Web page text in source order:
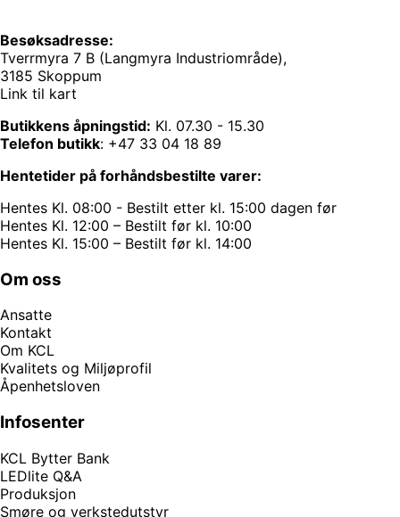
Besøksadresse:
Tverrmyra 7 B (Langmyra Industriområde),
3185 Skoppum
Link til kart
Butikkens åpningstid: Kl. 07.30 - 15.30
Telefon butikk: +47 33 04 18 89
Hentetider på forhåndsbestilte varer:
Hentes Kl. 08:00 - Bestilt etter kl. 15:00 dagen før
Hentes Kl. 12:00 – Bestilt før kl. 10:00
Hentes Kl. 15:00 – Bestilt før kl. 14:00
Om oss
Ansatte
Kontakt
Om KCL
Kvalitets og Miljøprofil
Åpenhetsloven
Infosenter
KCL Bytter Bank
LEDlite Q&A
Produksjon
Smøre og verkstedutstyr